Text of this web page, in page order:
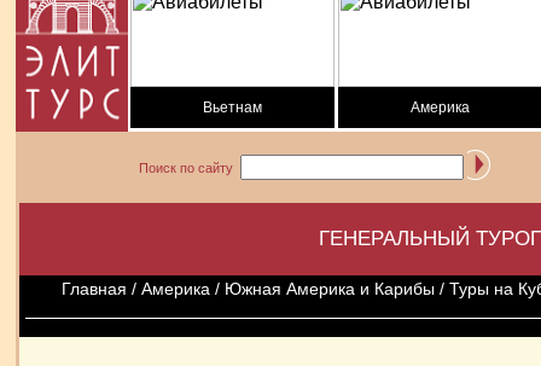
Вьетнам Америка
Поиск по сайту
ГЕНЕРАЛЬНЫЙ
Главная / Америка / Южная Америка и Карибы / Туры на